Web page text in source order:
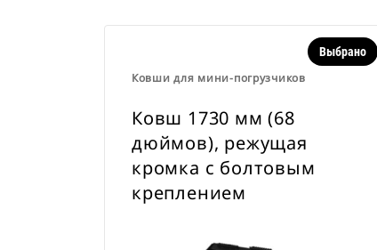
Ковши для мини-погрузчиков
Выбрано
Ковш 1730 мм (68
дюймов), режущая
кромка с болтовым
креплением